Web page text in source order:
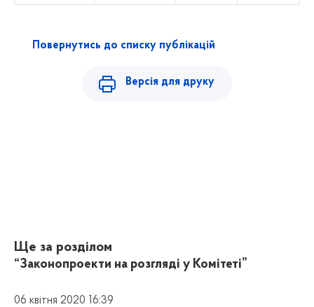
Повернутись до списку публікацій
Версія для друку
Ще за розділом
“Законопроекти на розгляді у Комітеті”
06 квітня 2020 16:39